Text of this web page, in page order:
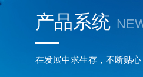
产品系统
在发展中求生存，不断贴